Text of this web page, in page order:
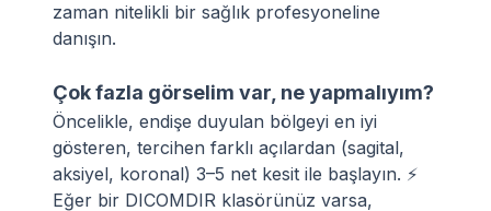
zaman nitelikli bir sağlık profesyoneline
danışın.
Çok fazla görselim var, ne yapmalıyım?
Öncelikle, endişe duyulan bölgeyi en iyi
gösteren, tercihen farklı açılardan (sagital,
aksiyel, koronal) 3–5 net kesit ile başlayın. ⚡
Eğer bir DICOMDIR klasörünüz varsa,